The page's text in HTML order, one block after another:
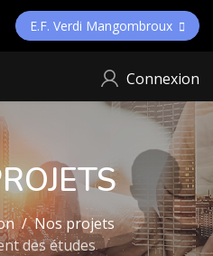
E.F. Verdi Mangombroux
Connexion
Nos projets
des études